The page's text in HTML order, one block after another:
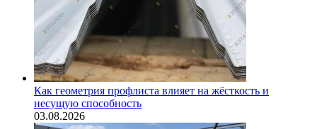
Как геометрия профлиста влияет на жёсткость и
несущую способность
03.08.2026